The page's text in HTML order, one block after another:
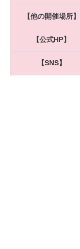
【他の開催場所】
【公式HP】
【SNS】